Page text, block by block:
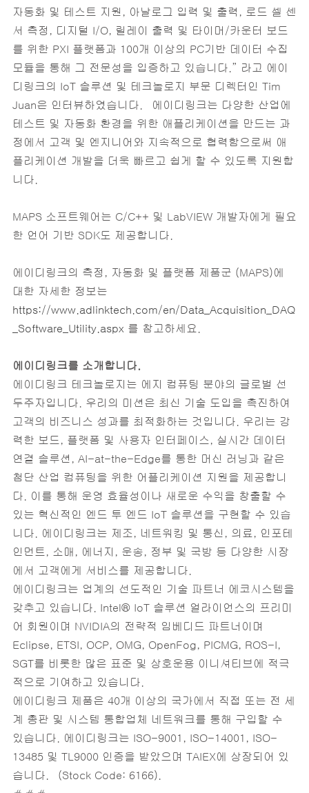
자동화 및 테스트 지원, 아날로그 입력 및 출력, 로드 셀 센
서 측정, 디지털 I/O, 릴레이 출력 및 타이머/카운터 보드
를 위한 PXI 플랫폼과 100개 이상의 PC기반 데이터 수집
모듈을 통해 그 전문성을 입증하고 있습니다.” 라고 에이
디링크의 IoT 솔루션 및 테크놀로지 부문 디렉터인 Tim
Juan은 인터뷰하였습니다. 에이디링크는 다양한 산업에
테스트 및 자동화 환경을 위한 애플리케이션을 만드는 과
정에서 고객 및 엔지니어와 지속적으로 협력함으로써 애
플리케이션 개발을 더욱 빠르고 쉽게 할 수 있도록 지원합
니다.
MAPS 소프트웨어는 C/C++ 및 LabVIEW 개발자에게 필요
한 언어 기반 SDK도 제공합니다.
에이디링크의 측정, 자동화 및 플랫폼 제품군 (MAPS)에
대한 자세한 정보는
https://www.adlinktech.com/en/Data_Acquisition_DAQ
_Software_Utility.aspx 를 참고하세요.
에이디링크를 소개합니다.
에이디링크 테크놀로지는 에지 컴퓨팅 분야의 글로벌 선
두주자입니다. 우리의 미션은 최신 기술 도입을 촉진하여
고객의 비즈니스 성과를 최적화하는 것입니다. 우리는 강
력한 보드, 플랫폼 및 사용자 인터페이스, 실시간 데이터
연결 솔루션, AI-at-the-Edge를 통한 머신 러닝과 같은
첨단 산업 컴퓨팅을 위한 어플리케이션 지원을 제공합니
다. 이를 통해 운영 효율성이나 새로운 수익을 창출할 수
있는 혁신적인 엔드 투 엔드 IoT 솔루션을 구현할 수 있습
니다. 에이디링크는 제조, 네트워킹 및 통신, 의료, 인포테
인먼트, 소매, 에너지, 운송, 정부 및 국방 등 다양한 시장
에서 고객에게 서비스를 제공합니다.
에이디링크는 업계의 선도적인 기술 파트너 에코시스템을
갖추고 있습니다. Intel® IoT 솔루션 얼라이언스의 프리미
어 회원이며 NVIDIA의 전략적 임베디드 파트너이며
Eclipse, ETSI, OCP, OMG, OpenFog, PICMG, ROS-I,
SGT를 비롯한 많은 표준 및 상호운용 이니셔티브에 적극
적으로 기여하고 있습니다.
에이디링크 제품은 40개 이상의 국가에서 직접 또는 전 세
계 총판 및 시스템 통합업체 네트워크를 통해 구입할 수
있습니다. 에이디링크는 ISO-9001, ISO-14001, ISO-
13485 및 TL9000 인증을 받았으며 TAIEX에 상장되어 있
습니다. (Stock Code: 6166).